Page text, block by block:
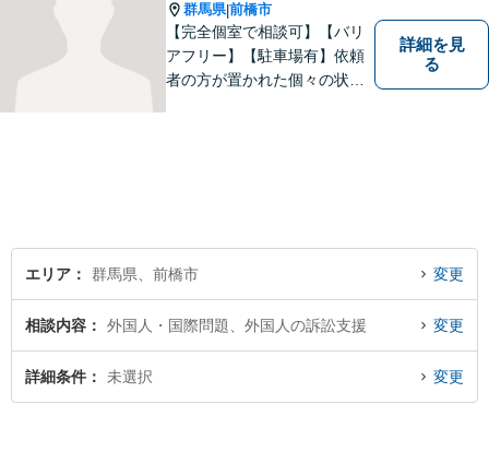
群馬県|前橋市
【完全個室で相談可】【バリ
アフリー】【駐車場有】依頼
者の方が置かれた個々の状況
詳細を見
る
エリア 群馬県、前橋市 変更
相談内容 外国人・国際問題、外国人の訴訟支援 変更
詳細条件 未選択 変更